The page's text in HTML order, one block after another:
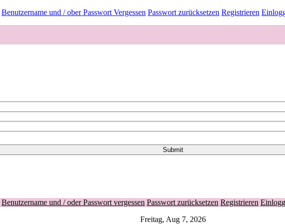
Benutzername und / ober Passwort Vergessen Passwort zurücksetzen Registrieren
Benutzername und / oder Passwort vergessen Passwort zurücksetzen Registrieren
Freitag, Aug 7, 2026